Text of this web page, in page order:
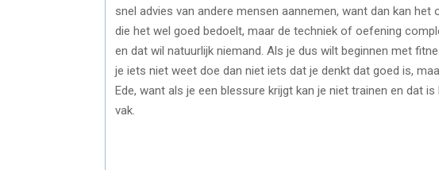
snel advies van andere mensen aannemen, want dan kan
die het wel goed bedoelt, maar de techniek of oefening
en dat wil natuurlijk niemand. Als je dus wilt beginnen met
je iets niet weet doe dan niet iets dat je denkt dat goed is,
Ede, want als je een blessure krijgt kan je niet trainen en dat
vak.